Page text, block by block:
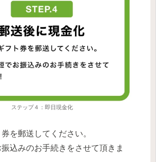
ステップ４：即日現金化
を郵送してください。
込みのお手続きをさせて頂きま